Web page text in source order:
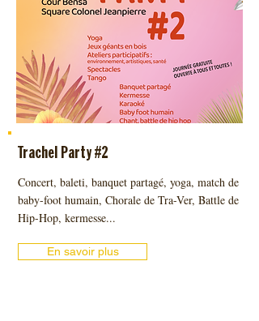
Trachel Party #2
Concert, baleti, banquet partagé, yoga, match de
baby-foot humain, Chorale de Tra-Ver, Battle de
Hip-Hop, kermesse...
En savoir plus